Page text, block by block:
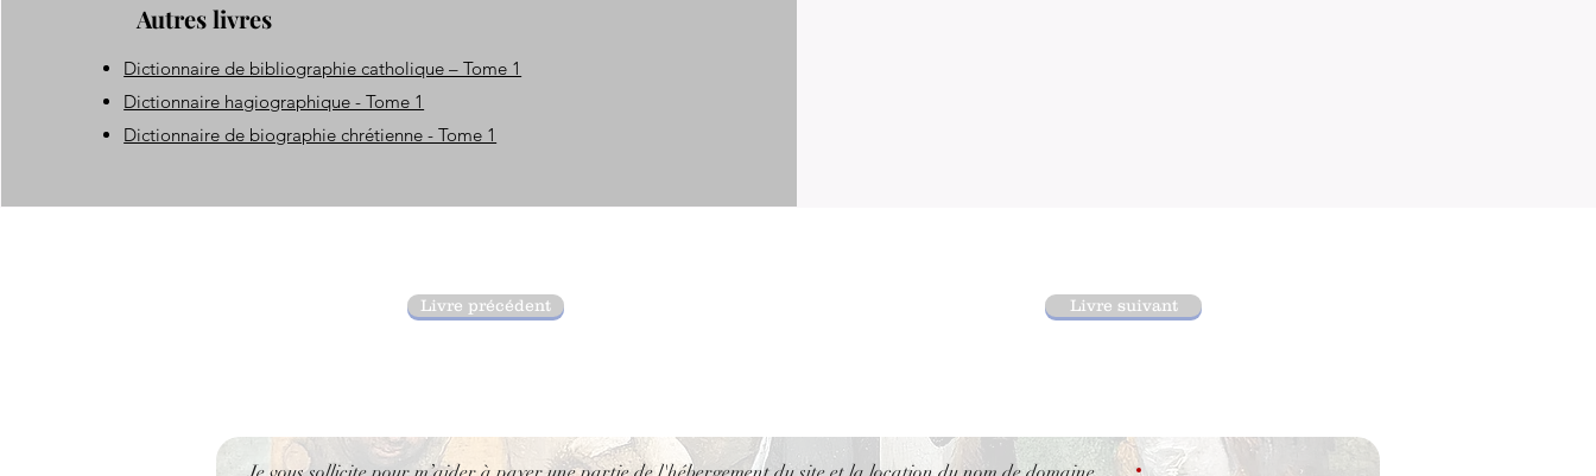
Autres livres
Dictionnaire de bibliographie catholique – Tome 1
Dictionnaire hagiographique - Tome 1
Dictionnaire de biographie chrétienne - Tome 1
Livre précédent Livre suivant